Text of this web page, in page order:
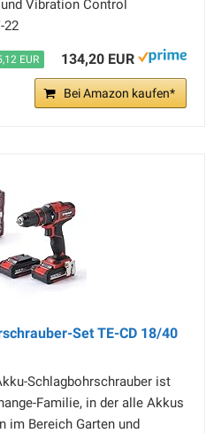
Vibration Control
22
EUR 134,20 EUR
Bei Amazon kaufen*
Set TE-CD 18/40
Schlagbohrschrauber ist
Familie, in der alle Akkus
im Bereich Garten und